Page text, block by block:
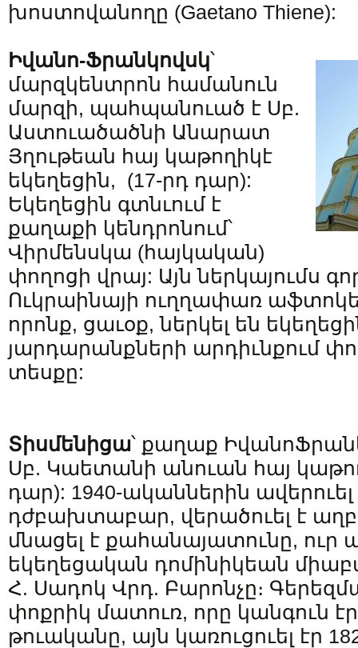
խոստովանողը (Gaetano Thiene):
Իվանո-Ֆրանկովսկ՝
մարզկենտրոն համանուն
մարզի, պահպանուած է Սբ.
Աստուածածնի Անարատ
Յղութեան հայ կաթողիկէ
եկեղեցին, (17-րդ դար):
Եկեղեցին գտնւում է
քաղաքի կենդրոնում՝
Վիրմենսկա (հայկական)
փողոցի վրայ: Այն ներկայումս
Ուկրաինայի ուղղափառ
որոնք, ցաւօք, ներկել են
յարդարանքների արդիւնքում
տեսքը:
Տիսմենիցա՝ քաղաք
Սբ. Կաետանի անուան հայ
դար): 1940-ականներին ավերուել
դժբախտաբար, վերածուել է
մնացել է քահանայատունը, ուր
եկեղեցական դոմինիկեան
Հ. Սադոկ Վրդ. Բարոնչը։
փոքրիկ մատուռ, որը կանգուն էր
թուականը, այն կառուցուել էր